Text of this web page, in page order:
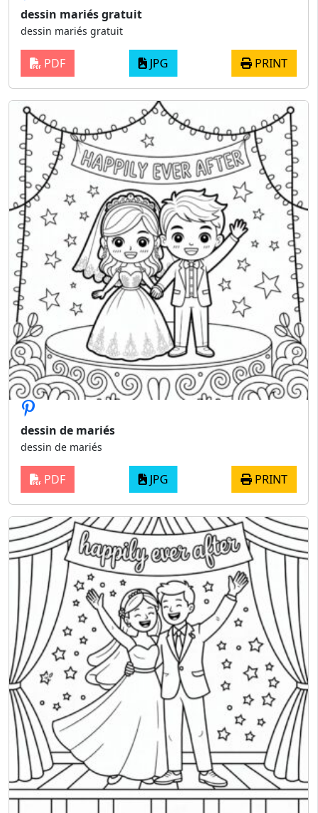
dessin mariés gratuit
dessin mariés gratuit
PDF JPG PRINT
dessin de mariés
dessin de mariés
PDF JPG PRINT